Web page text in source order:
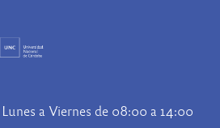
a Viernes de 08:00 a 14:00